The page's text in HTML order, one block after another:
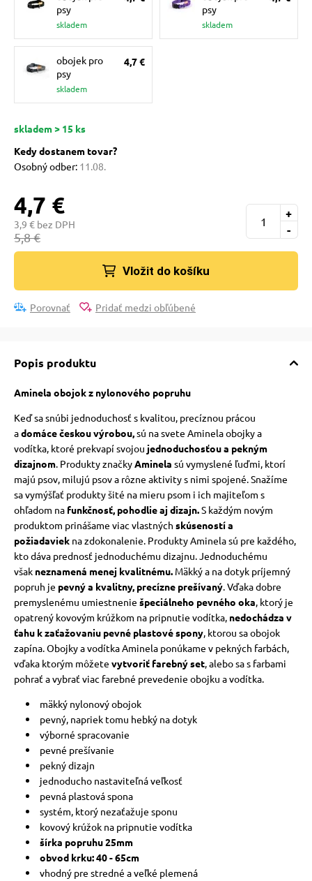
ohlávky
so psom
mačky
podložky
poukazy
psy
skladem
psy
skladem
obojek pro
psy
skladem
4,7 €
skladem > 15 ks
Kedy dostanem tovar?
Osobný odber: 11.08.
4,7 €
3,9 € bez DPH
5,8 € -
+
Vložit do košíku
Porovnať Pridať medzi obľúbené
Popis produktu
Aminela obojok z nylonového popruhu
Keď sa snúbi jednoduchosť s kvalitou, precíznou prácou
adomáce českou výrobou,sú na svete Aminela obojky a
vodítka, ktoré prekvapí svojou jednoduchosťou a pekným
dizajnom. Produkty značkyAminela sú vymyslené ľuďmi, ktorí
majú psov, milujú psov a rôzne aktivity s nimi spojené.Snažíme
sa vymýšľať produkty šité na mieru psom i ich majiteľom s
ohľadom na funkčnosť, pohodlie aj dizajn.S každým novým
produktom prinášame viac vlastných skúseností a
požiadaviek na zdokonalenie. Produkty Aminela sú pre každého,
kto dáva prednosť jednoduchému dizajnu.Jednoduchému
však neznamená menej kvalitnému. Mäkký a na dotyk príjemný
popruh je pevný a kvalitny, precízne prešívaný.Vďaka dobre
premyslenému umiestnenie špeciálneho pevného oka, ktorý je
opatrený kovovým krúžkom na pripnutie vodítka, nedochádza v
ťahu k zaťažovaniu pevné plastové spony, ktorou sa obojok
zapína.Obojky a vodítka Aminela ponúkame v pekných farbách,
vďaka ktorým môžete vytvoriť farebný set, alebo sa s farbami
pohrať a vybrať viac farebné prevedenie obojku a vodítka.
mäkký nylonový obojok
pevný, napriek tomu hebký na dotyk
výborné spracovanie
pevné prešívanie
pekný dizajn
jednoducho nastaviteľná veľkosť
pevná plastová spona
systém, ktorý nezaťažuje sponu
kovový krúžok na pripnutie vodítka
šírka popruhu 25mm
obvod krku: 40 - 65cm
vhodný pre stredné a veľké plemená